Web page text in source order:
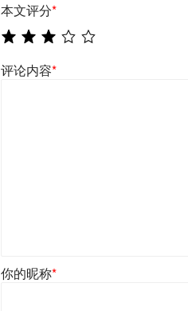
本文评分*
评论内容*
你的昵称*